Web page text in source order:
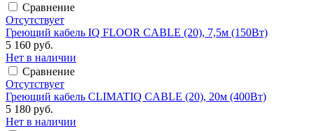
Сравнение
Отсутствует
Греющий кабель IQ FLOOR CABLE (20), 7,5м (150Вт)
5 160 руб.
Нет в наличии
Сравнение
Отсутствует
Греющий кабель CLIMATIQ CABLE (20), 20м (400Вт)
5 180 руб.
Нет в наличии